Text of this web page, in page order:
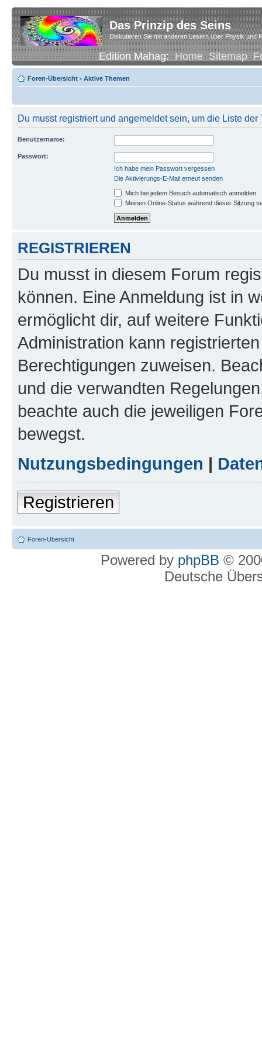
Das Prinzip des Seins
Diskutieren Sie mit anderen Lesern über Physik und
Edition Mahag:Home Sitemap
Foren-Übersicht • Aktive Themen
Du musst registriert und angemeldet sein, um die Liste
Benutzername:
Passwort:
Ich habe mein Passwort vergessen
Die Aktivierungs-E-Mail erneut senden
Mich bei jedem Besuch automatisch anmelden
Meinen Online-Status während dieser Sitzung
REGISTRIEREN
Du musst in diesem Forum
können. Eine Anmeldung ist in
ermöglicht dir, auf weitere
Administration kann
Berechtigungen zuweisen.
und die verwandten
beachte auch die jeweiligen
bewegst.
Nutzungsbedingungen |
Registrieren
Foren-Übersicht
Powered by phpBB ©
Deutsche